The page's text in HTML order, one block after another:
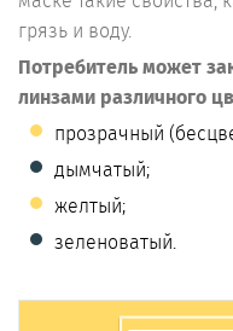
грязь и воду.
Потребитель может
линзами различного
прозрачный
дымчатый;
желтый;
зеленоватый.